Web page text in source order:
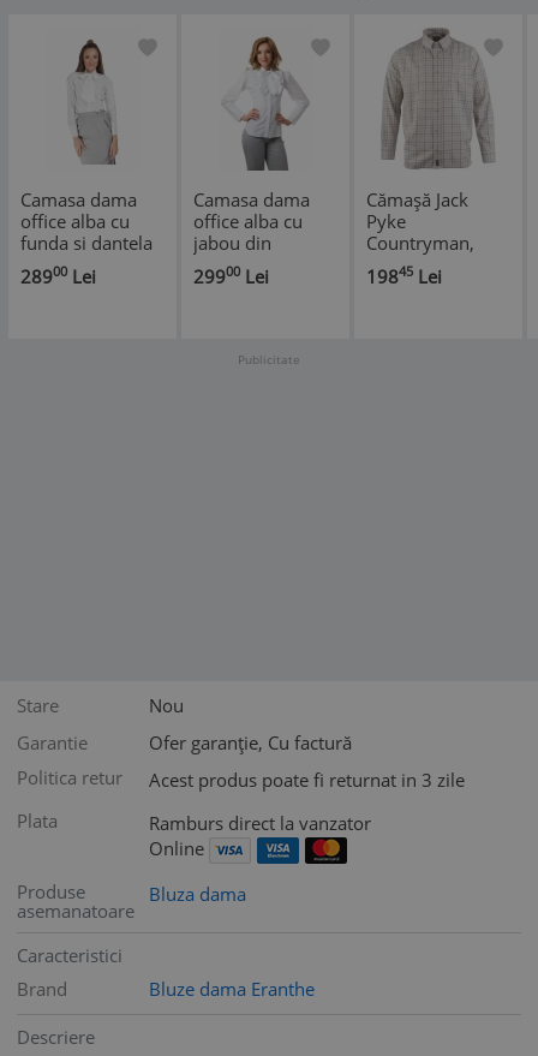
Camasa dama
office alba cu
funda si dantela
28900 Lei
Camasa dama
office alba cu
jabou din
bumbac si
dantela
29900 Lei
Cămașă Jack
Pyke
Countryman,
maro
19845 Lei
Publicitate
Stare
Nou
Garantie
Ofer garanție, Cu factură
Politica retur
Acest produs poate fi returnat in 3 zile
Plata
Ramburs direct la vanzator
Online
Produse
asemanatoare
Bluza dama
Caracteristici
Brand
Bluze dama Eranthe
Descriere